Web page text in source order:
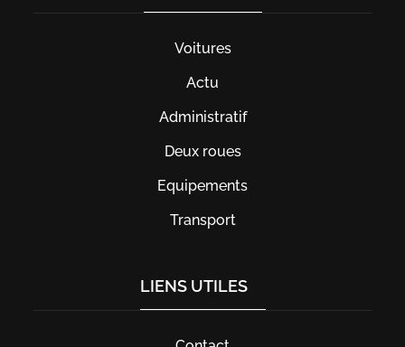
Voitures
Actu
Administratif
Deux roues
Equipements
Transport
LIENS UTILES